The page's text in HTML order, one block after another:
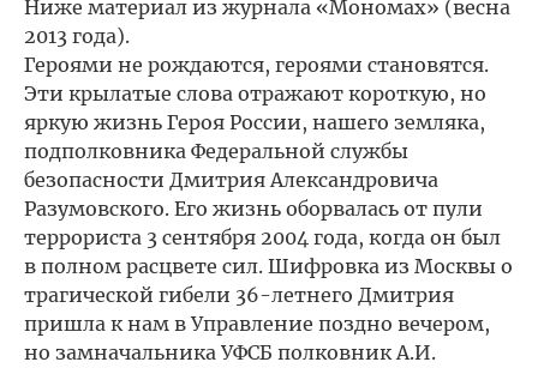
Ниже материал из журнала «Мономах» (весна
2013 года).
Героями не рождаются, героями становятся.
Эти крылатые слова отражают короткую, но
яркую жизнь Героя России, нашего земляка,
подполковника Федеральной службы
безопасности Дмитрия Александровича
Разумовского. Его жизнь оборвалась от пули
террориста 3 сентября 2004 года, когда он был
в полном расцвете сил. Шифровка из Москвы о
трагической гибели 36-летнего Дмитрия
пришла к нам в Управление поздно вечером,
но замначальника УФСБ полковник А.И.